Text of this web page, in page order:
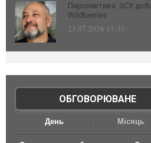
Перспектива: ЗСУ
Wildberries
23.07.2026 11:31
ОБГОВОРЮВАНЕ|
День Місяць